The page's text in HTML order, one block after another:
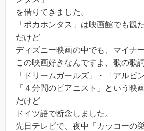
を借りてきました。
「ポカホンタス」は映画館でも観
だけど
ディズニー映画の中でも、マイナ
この映画好きなんですよ、歌の歌
「ドリームガールズ」・「アルビ
「４分間のピアニスト」という映
だけど
ドイツ語で断念しました。
先日テレビで、夜中「カッコーの